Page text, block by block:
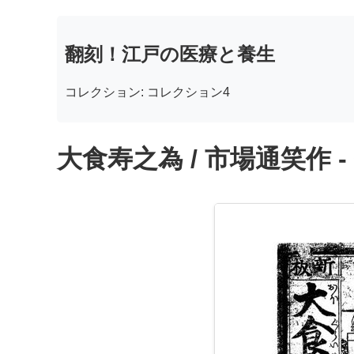
翻刻！江戸の医療と養生
コレクション: コレクション4
大食寿之為 / 市場通笑作 -